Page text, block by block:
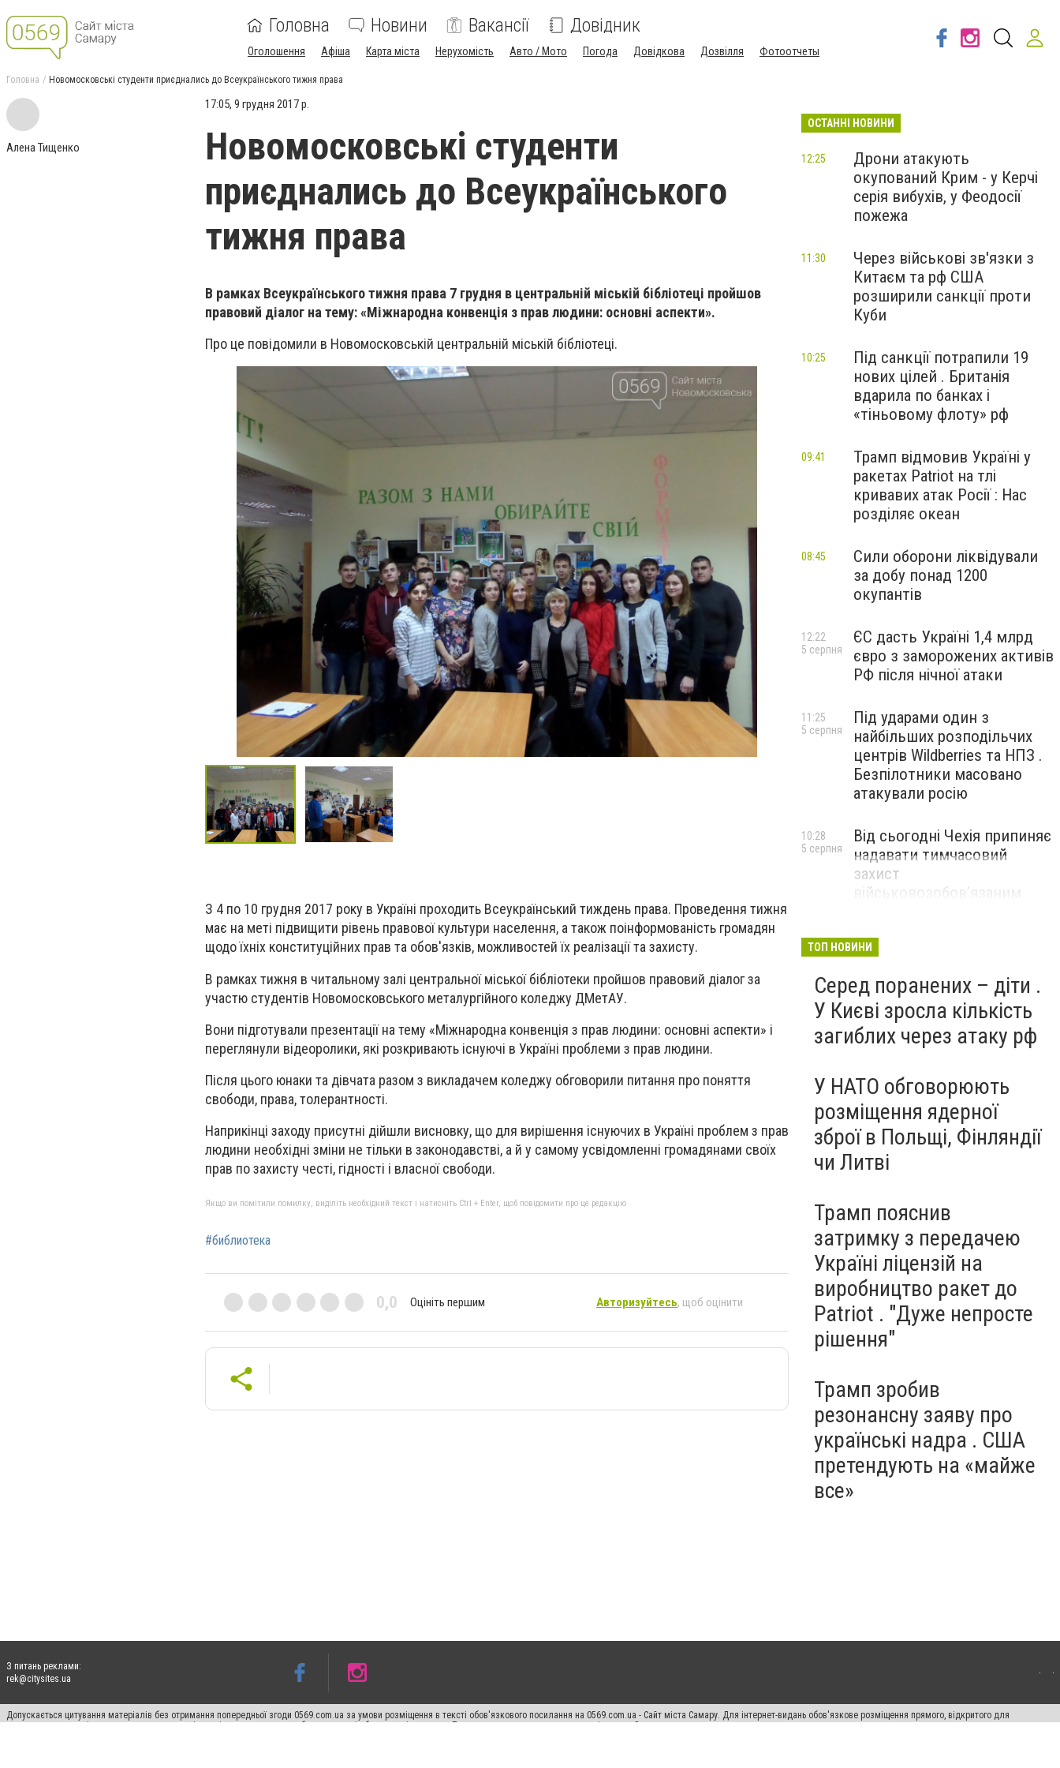
Головна Новини Вакансії Довідник
Оголошення Афіша Карта міста Нерухомість Авто / Мото Погода Довідкова Дозвілля Фотоотчеты
Головна Новомосковські студенти приєднались до Всеукраїнського тижня права
Алена Тищенко
17:05, 9 грудня 2017 р.
Новомосковські студенти
приєднались до Всеукраїнського
тижня права
В рамках Всеукраїнського тижня права 7 грудня в центральній міській бібліотеці пройшов
правовий діалог на тему: «Міжнародна конвенція з прав людини: основні аспекти».
Про це повідомили в Новомосковській центральній міській бібліотеці.
З 4 по 10 грудня 2017 року в Україні проходить Всеукраїнський тиждень права. Проведення тижня
має на меті підвищити рівень правової культури населення, а також поінформованість громадян
щодо їхніх конституційних прав та обов'язків, можливостей їх реалізації та захисту.
В рамках тижня в читальному залі центральної міської бібліотеки пройшов правовий діалог за
участю студентів Новомосковського металургійного коледжу ДМетАУ.
Вони підготували презентації на тему «Міжнародна конвенція з прав людини: основні аспекти» і
переглянули відеоролики, які розкривають існуючі в Україні проблеми з прав людини.
Після цього юнаки та дівчата разом з викладачем коледжу обговорили питання про поняття
свободи, права, толерантності.
Наприкінці заходу присутні дійшли висновку, що для вирішення існуючих в Україні проблем з прав
людини необхідні зміни не тільки в законодавстві, а й у самому усвідомленні громадянами своїх
прав по захисту честі, гідності і власної свободи.
Якщо ви помітили помилку, виділіть необхідний текст і натисніть Ctrl + Enter, щоб повідомити про це редакцію
#библиотека
0,0 Оцініть першим Авторизуйтесь, щоб оцінити
ОСТАННІ НОВИНИ
Дрони атакують
окупований Крим - у Керчі
серія вибухів, у Феодосії
пожежа
12:25
Через військові зв'язки з
Китаєм та рф США
розширили санкції проти
Куби
11:30
Під санкції потрапили 19
нових цілей . Британія
вдарила по банках і
«тіньовому флоту» рф
10:25
Трамп відмовив Україні у
ракетах Patriot на тлі
кривавих атак Росії : Нас
розділяє океан
09:41
Сили оборони ліквідували
за добу понад 1200
окупантів
08:45
ЄС дасть Україні 1,4 млрд
євро з заморожених активів
РФ після нічної атаки
12:22
5 серпня
Під ударами один з
найбільших розподільчих
центрів Wildberries та НПЗ .
Безпілотники масовано
атакували росію
11:25
5 серпня
Від сьогодні Чехія припиняє
надавати тимчасовий
захист
військовозобов’язаним
10:28
5 серпня
ТОП НОВИНИ
Серед поранених – діти .
У Києві зросла кількість
загиблих через атаку рф
У НАТО обговорюють
розміщення ядерної
зброї в Польщі, Фінляндії
чи Литві
Трамп пояснив
затримку з передачею
Україні ліцензій на
виробництво ракет до
Patriot . "Дуже непросте
рішення"
Трамп зробив
резонансну заяву про
українські надра . США
претендують на «майже
все»
З питань реклами:
rek@citysites.ua
Допускається цитування матеріалів без отримання попередньої згоди 0569.com.ua за умови розміщення в тексті обов'язкового посилання на 0569.com.ua - Сайт міста Самару. Для інтернет-видань обов'язкове розміщення прямого, відкритого для
пошукових систем гіперпосилання на цитовані статті не нижче другого абзацу в тексті або в якості джерела. Порушення виняткових прав переслідується Законом.